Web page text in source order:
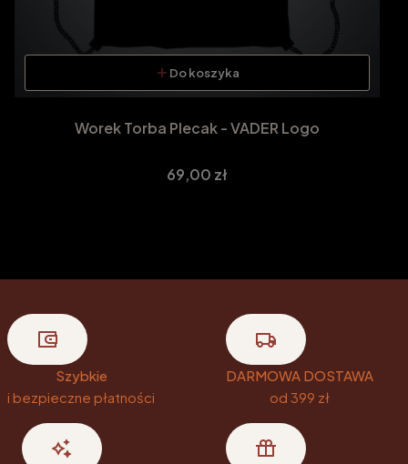
Do koszyka
Worek Torba Plecak - VADER Logo
Cena
69,00 zł
Szybkie
i bezpieczne płatności
DARMOWA DOSTAWA
od 399 zł